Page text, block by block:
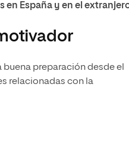
España y en el
preparación desde el
relacionadas con la